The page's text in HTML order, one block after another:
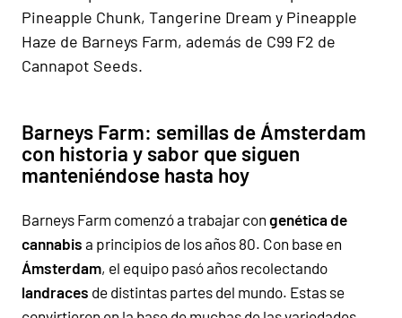
Pineapple Chunk, Tangerine Dream y Pineapple
Haze de Barneys Farm, además de C99 F2 de
Cannapot Seeds.
Barneys Farm: semillas de Ámsterdam
con historia y sabor que siguen
manteniéndose hasta hoy
Barneys Farm comenzó a trabajar con genética de
cannabis a principios de los años 80. Con base en
Ámsterdam, el equipo pasó años recolectando
landraces de distintas partes del mundo. Estas se